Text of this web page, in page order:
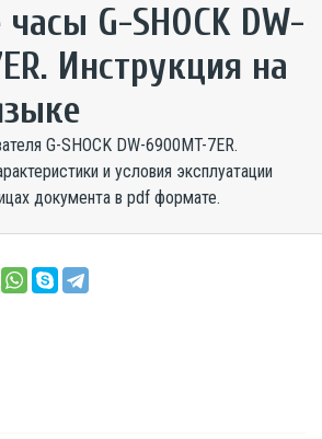
G-SHOCK DW-
Инструкция на
G-SHOCK DW-6900MT-7ER.
и условия эксплуатации
документа в pdf формате.